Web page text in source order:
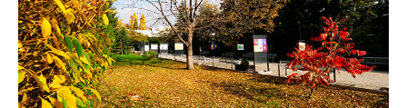
Предлаганата програма е създадена с цел отговор на
необходимостта от подготовка на специалисти – магистри с
наднационален профил на компетенности, способни да се
реализират адекватно и гъвкаво в рамките на държавите от ЕС,
както и от необходимостта от създаване на образователен
продукт, който да подкрепя мобилността на специалистите по